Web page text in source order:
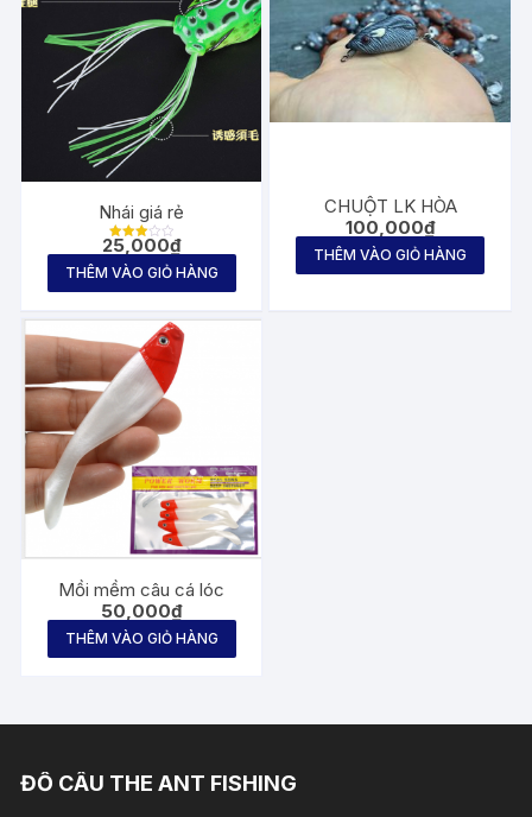
Nhái giá rẻ
Được
hạng
5 sao
25,000₫
THÊM VÀO GIỎ HÀNG
CHUỘT LK HÒA
100,000₫
THÊM VÀO GIỎ HÀNG
Mồi mềm câu cá lóc
50,000₫
THÊM VÀO GIỎ HÀNG
ĐỒ CÂU THE ANT FISHING